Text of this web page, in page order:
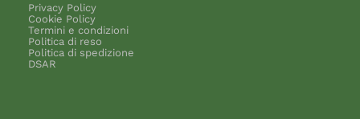
Privacy Policy
Cookie Policy
Termini e condizioni
Politica di reso
Politica di spedizione
DSAR